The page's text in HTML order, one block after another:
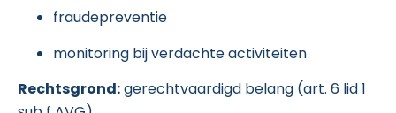
fraudepreventie
monitoring bij verdachte activiteiten
Rechtsgrond:gerechtvaardigd belang (art. 6 lid 1